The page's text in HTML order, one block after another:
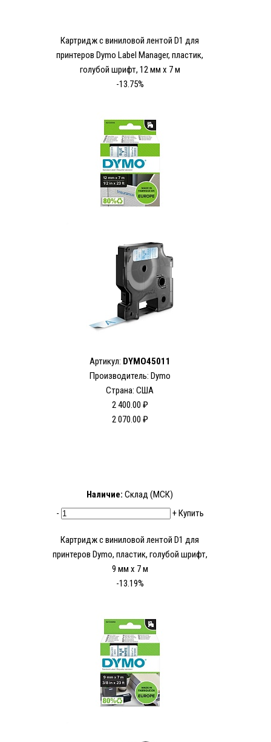
Картридж с виниловой лентой D1 для
принтеров Dymo Label Manager, пластик,
голубой шрифт, 12 мм х 7 м
-13.75%
Артикул: DYMO45011
Производитель: Dymo
Страна: США
2 400.00 ₽
2 070.00 ₽
Наличие: Склад (МСК)
-
+Купить
Картридж с виниловой лентой D1 для
принтеров Dymo, пластик, голубой шрифт,
9 мм х 7 м
-13.19%